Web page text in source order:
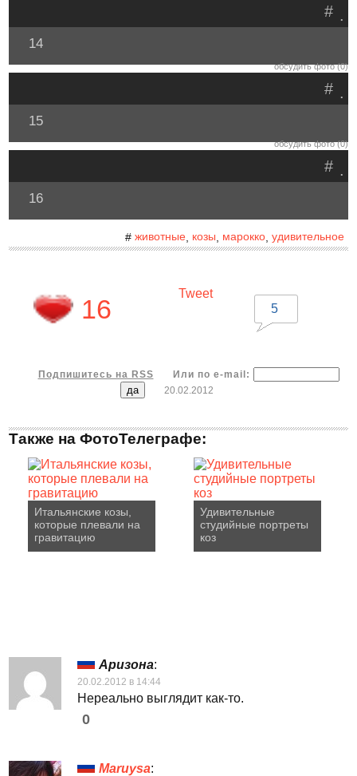
.
#
14
обсудить фото (0)
.
#
15
обсудить фото (0)
.
#
16
# животные, козы марокко, удивительное
16
Tweet
5
Подпишитесь на RSS
Или по e-mail:
20.02.2012
Также на ФотоТелеграфе:
Итальянские козы,
которые плевали на
гравитацию
Удивительные
студийные портреты
коз
Аризона:
20.02.2012 в 14:44
Нереально выглядит как-то.
0
Maruysa: